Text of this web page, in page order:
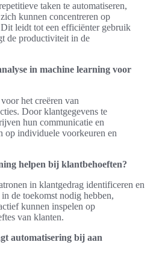
taken te automatiseren,
kunnen concentreren op
leidt tot een efficiënter gebruik
de productiviteit in de
in machine learning voor
het creëren van
Door klantgegevens te
hun communicatie en
op individuele voorkeuren en
helpen bij klantbehoeften?
in klantgedrag identificeren en
de toekomst nodig hebben,
kunnen inspelen op
van klanten.
automatisering bij aan